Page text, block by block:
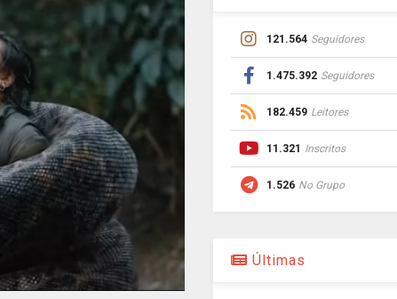
121.564 Seguidores
1.475.392 Seguidores
182.459 Leitores
11.321 Inscritos
1.526 No Grupo
Últimas